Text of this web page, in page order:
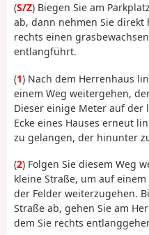
(S/Z) Biegen Sie am
ab, dann nehmen Sie
rechts einen
entlangführt.
(1) Nach dem Herrenhaus
einem Weg weitergehen,
Dieser einige Meter auf der
Ecke eines Hauses erneut
zu gelangen, der hinunter
(2) Folgen Sie diesem Weg
kleine Straße, um auf
der Felder weiterzugehen.
Straße ab, gehen Sie am
dem Sie rechts